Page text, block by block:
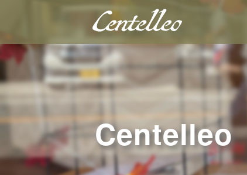
Centelleo